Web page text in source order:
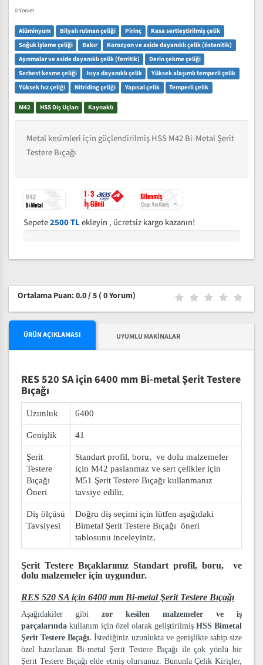
0 Yorum
Alüminyum Bilyalı rulman çeliği Pirinç
Kasa sertleştirilmiş çelik
Soğuk işleme çeliği
Bakır
Korozyon ve aside dayanıklı çelik (östenitik)
Aşınmalar ve aside dayanıklı çelik (ferritik)
Derin çekme çeliği
Serbest kesme çeliği
Isıya dayanıklı çelik
Yüksek alaşımlı temperli çelik
Yüksek hız çeliği
Nitriding çeliği Yapısal çelik Temperli çelik
M42 HSS Diş Uçları Kaynaklı
Metal kesimleri için güçlendirilmiş HSS M42 Bi-Metal Şerit
Testere Bıçağı
Sepete2500 TLekleyin , ücretsiz kargo kazanın!
Ortalama Puan: 0.0 / 5 ( 0 Yorum)
ÜRÜN AÇIKLAMASI UYUMLU MAKINALAR
RES 520 SA için 6400 mm Bi-metal Şerit Testere
Bıçağı
Uzunluk 6400
Genişlik 41
Şerit
Testere
Bıçağı
Öneri
Standart profil, boru, ve dolu malzemeler
için M42 paslanmaz ve sert çelikler için
M51 Şerit Testere Bıçağı kullanmanız
tavsiye edilir.
Diş ölçüsü
Tavsiyesi
Doğru diş seçimi için lütfen aşağıdaki
Bimetal Şerit Testere Bıçağı öneri
tablosunu inceleyiniz.
Şerit Testere Bıçaklarımız Standart profil, boru, ve
dolu malzemeler için uygundur.
RES 520 SA için 6400 mm Bi-metal Şerit Testere Bıçağı
Aşağıdakiler gibi zor kesilen malzemeler ve iş
parçalarında kullanım için özel olarak geliştirilmiş HSS Bimetal
Şerit Testere Bıçağı.İstediğiniz uzunlukta ve genişlikte sahip size
özel hazırlanan Bi-metal Şerit Testere Bıçağı ile çok yönlü bir
Şerit Testere Bıçağı elde etmiş olursunuz. Bununla Çelik Kirişler,